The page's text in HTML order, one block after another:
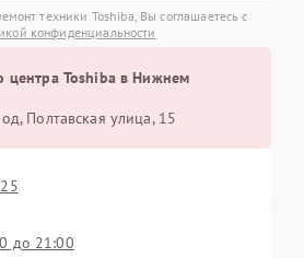
техники Toshiba, Вы соглашаетесь с
конфиденциальности
центра Toshiba в Нижнем
Полтавская улица, 15
до 21:00